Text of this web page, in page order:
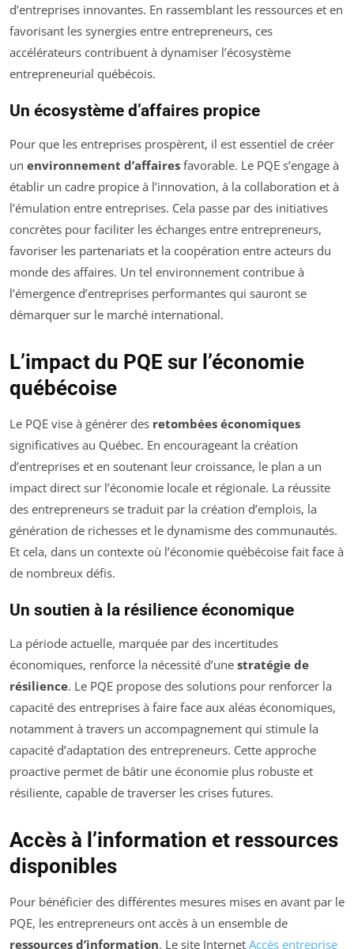
d’entreprises innovantes. En rassemblant les ressources et en
favorisant les synergies entre entrepreneurs, ces
accélérateurs contribuent à dynamiser l’écosystème
entrepreneurial québécois.
Un écosystème d’affaires propice
Pour que les entreprises prospèrent, il est essentiel de créer
un environnement d’affaires favorable. Le PQE s’engage à
établir un cadre propice à l’innovation, à la collaboration et à
l’émulation entre entreprises. Cela passe par des initiatives
concrètes pour faciliter les échanges entre entrepreneurs,
favoriser les partenariats et la coopération entre acteurs du
monde des affaires. Un tel environnement contribue à
l’émergence d’entreprises performantes qui sauront se
démarquer sur le marché international.
L’impact du PQE sur l’économie
québécoise
Le PQE vise à générer des retombées économiques
significatives au Québec. En encourageant la création
d’entreprises et en soutenant leur croissance, le plan a un
impact direct sur l’économie locale et régionale. La réussite
des entrepreneurs se traduit par la création d’emplois, la
génération de richesses et le dynamisme des communautés.
Et cela, dans un contexte où l’économie québécoise fait face à
de nombreux défis.
Un soutien à la résilience économique
La période actuelle, marquée par des incertitudes
économiques, renforce la nécessité d’une stratégie de
résilience. Le PQE propose des solutions pour renforcer la
capacité des entreprises à faire face aux aléas économiques,
notamment à travers un accompagnement qui stimule la
capacité d’adaptation des entrepreneurs. Cette approche
proactive permet de bâtir une économie plus robuste et
résiliente, capable de traverser les crises futures.
Accès à l’information et ressources
disponibles
Pour bénéficier des différentes mesures mises en avant par le
PQE, les entrepreneurs ont accès à un ensemble de
ressources d’information. Le site Internet Accès entreprise